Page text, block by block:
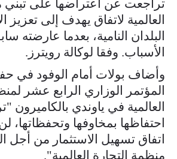
تراجعت عن اعتراضها على تبني
العالمية لاتفاق يهدف إلى تعزيز
‌البلدان النامية، بعدما عارضته
الأسباب. وفقا لوكالة رويترز.
وأضاف بولات أمام الوفود في
المؤتمر الوزاري الرابع عشر
العالمية ​في ياوندي بالكاميرون
احتفاظها بمخاوفها وتحفظاتها،
اتفاق تسهيل الاستثمار من أجل
⁠منظمة التجارة العالمية".